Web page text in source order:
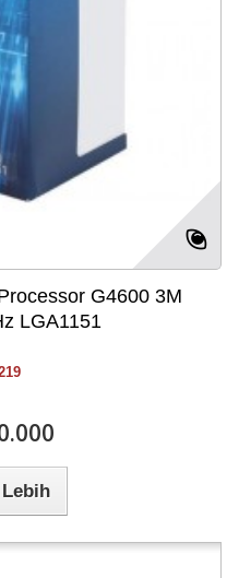
G4600 3M
LGA1151
Lebih